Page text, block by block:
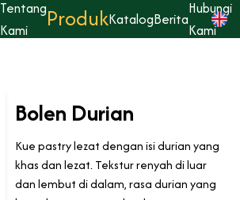
Tentang
Kami
ProdukKatalogBerita
Hubungi
Kami
Bolen Durian
Kue pastry lezat dengan isi durian yang
khas dan lezat. Tekstur renyah di luar
dan lembut di dalam, rasa durian yang